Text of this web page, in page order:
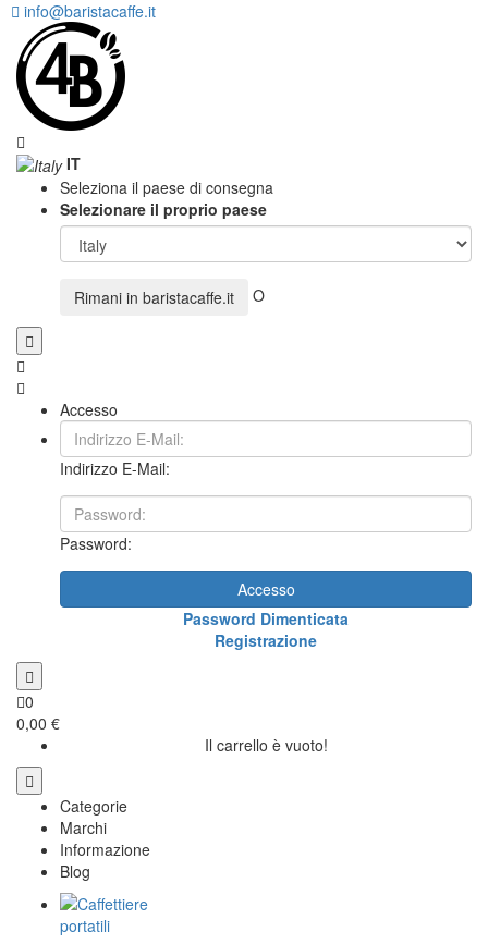
info@baristacaffe.it
IT
Seleziona il paese di consegna
Selezionare il proprio paese
Rimani in baristacaffe.it O
Accesso
Indirizzo E-Mail:
Password:
Accesso
Password Dimenticata
Registrazione
0
0,00 €
Il carrello è vuoto!
Categorie
Marchi
Informazione
Blog